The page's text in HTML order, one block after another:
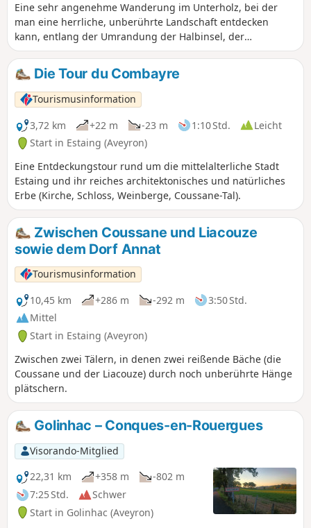
Eine sehr angenehme Wanderung im Unterholz, bei der
man eine herrliche, unberührte Landschaft entdecken
kann, entlang der Umrandung der Halbinsel, der
Schluchten der Selves und des Kalvarienbergs, von wo aus
man die umliegende Landschaft und die wunderschöne,
unberührte Gegend von Bez-Bédène bewundern kann.
Die Tour du Combayre
Tourismusinformation
3,72 km
+22 m -23 m 1:10 Std.
Leicht
Start in Estaing (Aveyron)
Eine Entdeckungstour rund um die mittelalterliche Stadt
Estaing und ihr reiches architektonisches und natürliches
Erbe (Kirche, Schloss, Weinberge, Coussane-Tal).
Zwischen Coussane und Liacouze
sowie dem Dorf Annat
Tourismusinformation
10,45 km
+286 m -292 m
3:50 Std.
Mittel
Start in Estaing (Aveyron)
Zwischen zwei Tälern, in denen zwei reißende Bäche (die
Coussane und der Liacouze) durch noch unberührte Hänge
plätschern.
Golinhac – Conques-en-Rouergues
Visorando-Mitglied
22,31 km
+358 m
-802 m
7:25 Std.
Schwer
Start in Golinhac (Aveyron)